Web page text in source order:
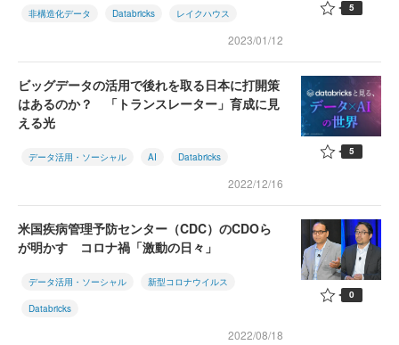
非構造化データ Databricks レイクハウス
2023/01/12
5
ビッグデータの活用で後れを取る日本に打開策
はあるのか？ 「トランスレーター」育成に見
える光
データ活用・ソーシャル AI Databricks
2022/12/16
5
米国疾病管理予防センター（CDC）のCDOら
が明かす コロナ禍「激動の日々」
データ活用・ソーシャル 新型コロナウイルス
Databricks
2022/08/18
0